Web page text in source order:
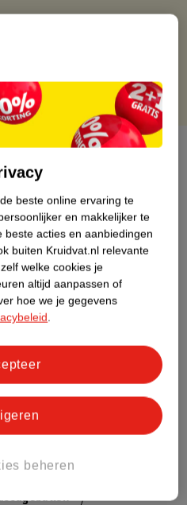
kaart
heeft (nog) geen Nature
beste online ervaring te
en makkelijker te
beste acties en aanbiedingen
buiten Kruidvat.nl relevante
welke cookies je
altijd aanpassen of
hoe we je gegevens
.
beheren